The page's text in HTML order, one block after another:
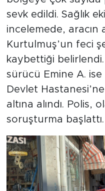
sevk edildi. Sağlık
incelemede, aracın
Kurtulmuş’un feci
kaybettiği
sürücü Emine A.
Devlet
altına alındı. Polis,
soruşturma başlattı.